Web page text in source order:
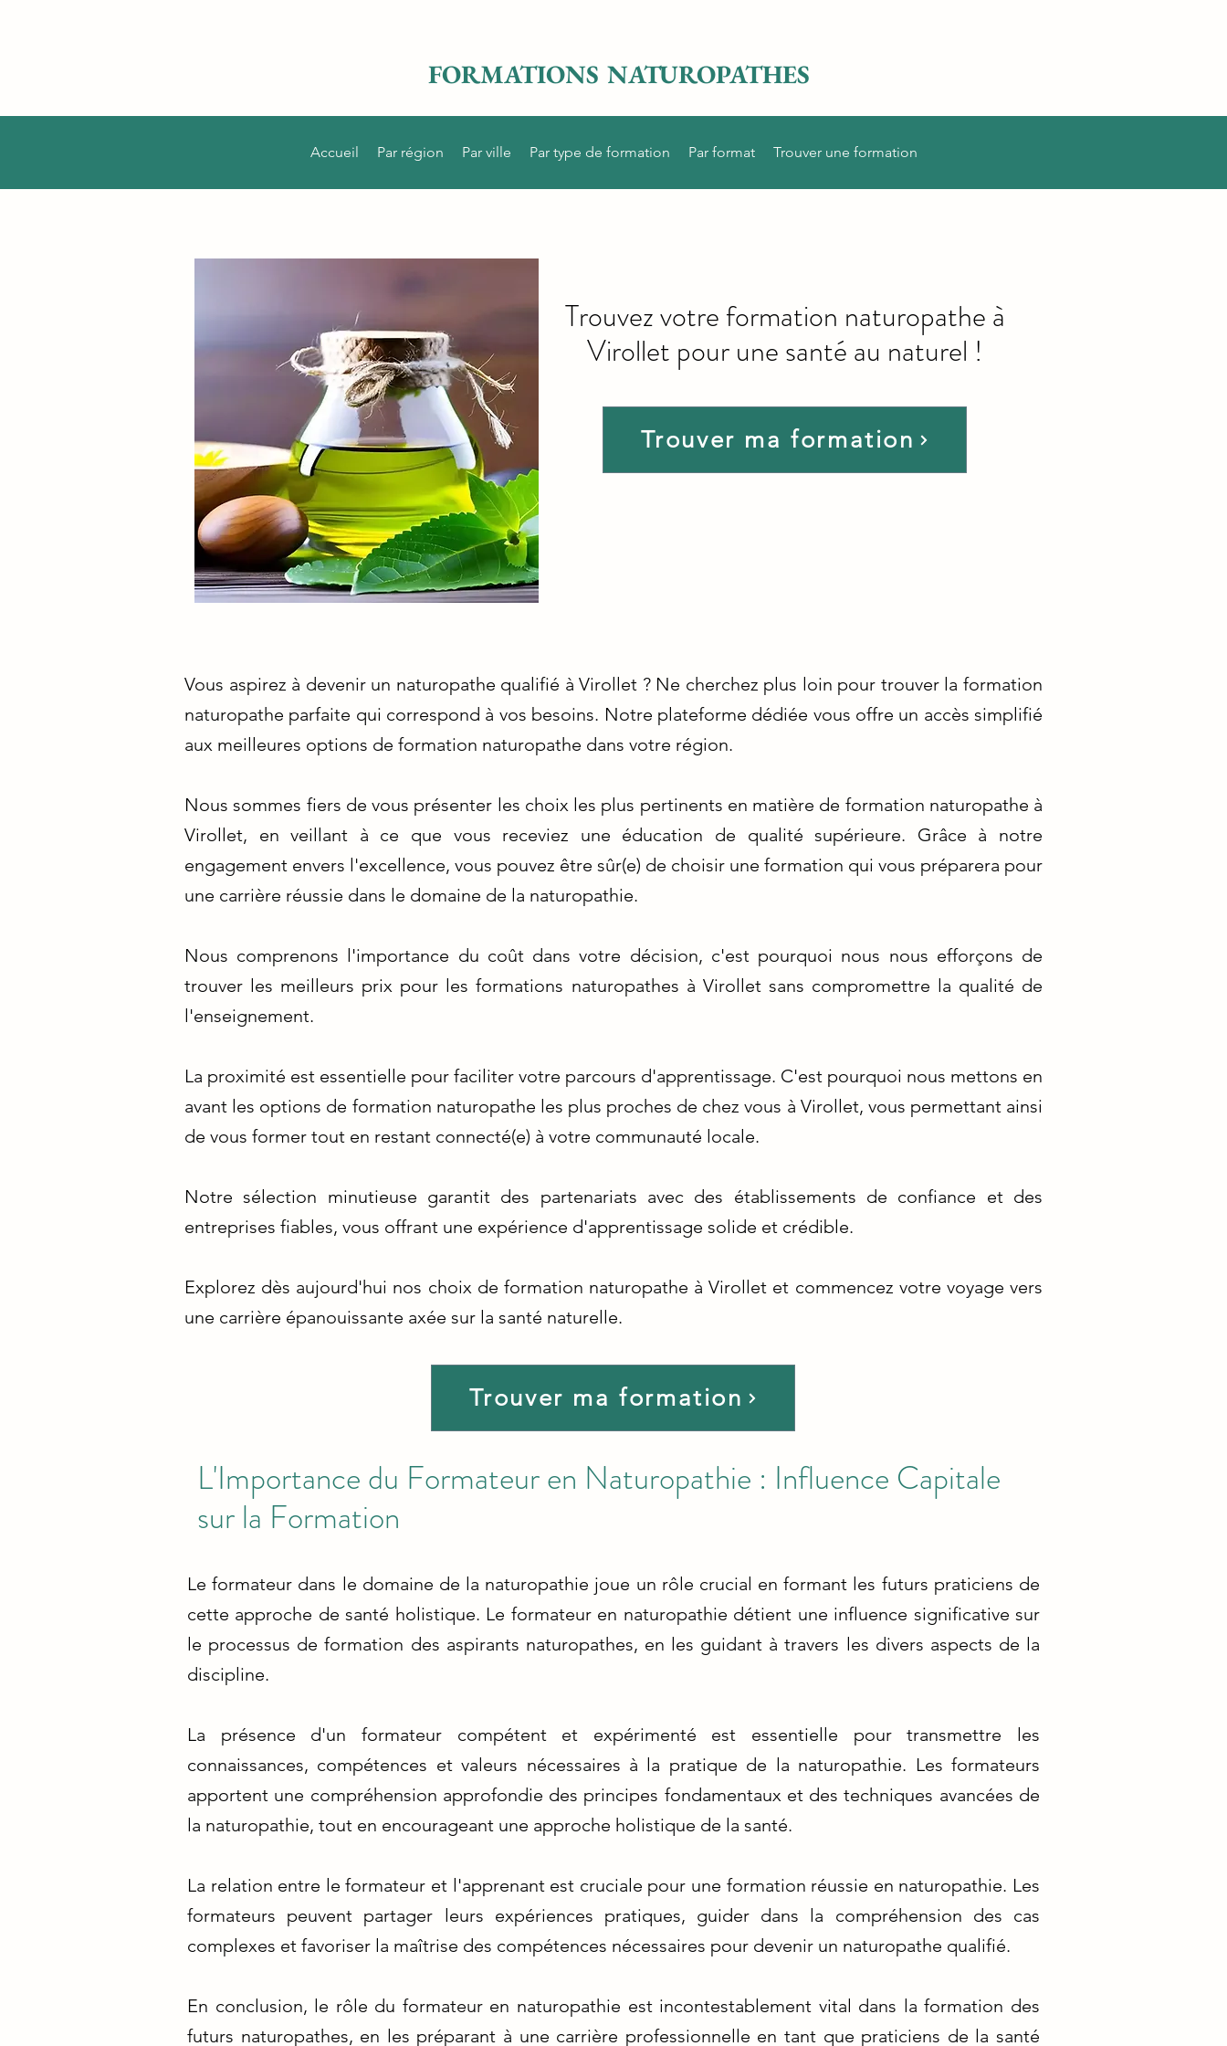
FORMATIONS NATUROPATHES
Accueil Par région Par ville Par type de formation Par format Trouver une formation
Trouver ma formation
Trouvez votre formation naturopathe à
Virollet pour une santé au naturel !
Vous aspirez à devenir un naturopathe qualifié à Virollet ? Ne cherchez plus loin pour trouver la formation
naturopathe parfaite qui correspond à vos besoins. Notre plateforme dédiée vous offre un accès simplifié
aux meilleures options de formation naturopathe dans votre région.
Nous sommes fiers de vous présenter les choix les plus pertinents en matière de formation naturopathe à
Virollet, en veillant à ce que vous receviez une éducation de qualité supérieure. Grâce à notre
engagement envers l'excellence, vous pouvez être sûr(e) de choisir une formation qui vous préparera pour
une carrière réussie dans le domaine de la naturopathie.
Nous comprenons l'importance du coût dans votre décision, c'est pourquoi nous nous efforçons de
trouver les meilleurs prix pour les formations naturopathes à Virollet sans compromettre la qualité de
l'enseignement.
La proximité est essentielle pour faciliter votre parcours d'apprentissage. C'est pourquoi nous mettons en
avant les options de formation naturopathe les plus proches de chez vous à Virollet, vous permettant ainsi
de vous former tout en restant connecté(e) à votre communauté locale.
Notre sélection minutieuse garantit des partenariats avec des établissements de confiance et des
entreprises fiables, vous offrant une expérience d'apprentissage solide et crédible.
Explorez dès aujourd'hui nos choix de formation naturopathe à Virollet et commencez votre voyage vers
une carrière épanouissante axée sur la santé naturelle.
Trouver ma formation
L'Importance du Formateur en Naturopathie : Influence Capitale
sur la Formation
Le formateur dans le domaine de la naturopathie joue un rôle crucial en formant les futurs praticiens de
cette approche de santé holistique. Le formateur en naturopathie détient une influence significative sur
le processus de formation des aspirants naturopathes, en les guidant à travers les divers aspects de la
discipline.
La présence d'un formateur compétent et expérimenté est essentielle pour transmettre les
connaissances, compétences et valeurs nécessaires à la pratique de la naturopathie. Les formateurs
apportent une compréhension approfondie des principes fondamentaux et des techniques avancées de
la naturopathie, tout en encourageant une approche holistique de la santé.
La relation entre le formateur et l'apprenant est cruciale pour une formation réussie en naturopathie. Les
formateurs peuvent partager leurs expériences pratiques, guider dans la compréhension des cas
complexes et favoriser la maîtrise des compétences nécessaires pour devenir un naturopathe qualifié.
En conclusion, le rôle du formateur en naturopathie est incontestablement vital dans la formation des
futurs naturopathes, en les préparant à une carrière professionnelle en tant que praticiens de la santé